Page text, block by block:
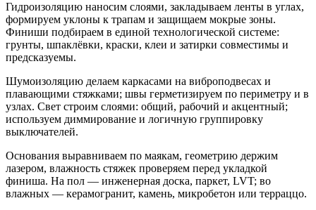
Гидроизоляцию наносим слоями, закладываем ленты в углах,
формируем уклоны к трапам и защищаем мокрые зоны.
Финиши подбираем в единой технологической системе:
грунты, шпаклёвки, краски, клеи и затирки совместимы и
предсказуемы.
Шумоизоляцию делаем каркасами на виброподвесах и
плавающими стяжками; швы герметизируем по периметру и в
узлах. Свет строим слоями: общий, рабочий и акцентный;
используем диммирование и логичную группировку
выключателей.
Основания выравниваем по маякам, геометрию держим
лазером, влажность стяжек проверяем перед укладкой
финиша. На пол — инженерная доска, паркет, LVT; во
влажных — керамогранит, камень, микробетон или терраццо.